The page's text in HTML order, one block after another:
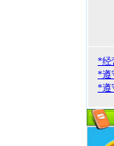
*经
*遵
*遵